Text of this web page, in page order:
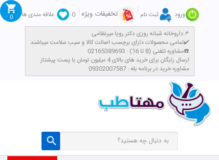
ورود ثبت نام تخفیفات ویژه 0
علاقه مندی ها
داروخانه شبانه روزی دکتر رویا میرنظامی📌
تمامی محصولات دارای برچسب اصالت کالا و سیب سلامت میباشند✔️
مشاوره تلفنی (8 تا 16) : 02165389693☎️
​ارسال رایگان برای خرید های بالای 4 میلیون تومان با پست پیشتاز
مشاوره خرید در برنامه بله : 09302007587
0